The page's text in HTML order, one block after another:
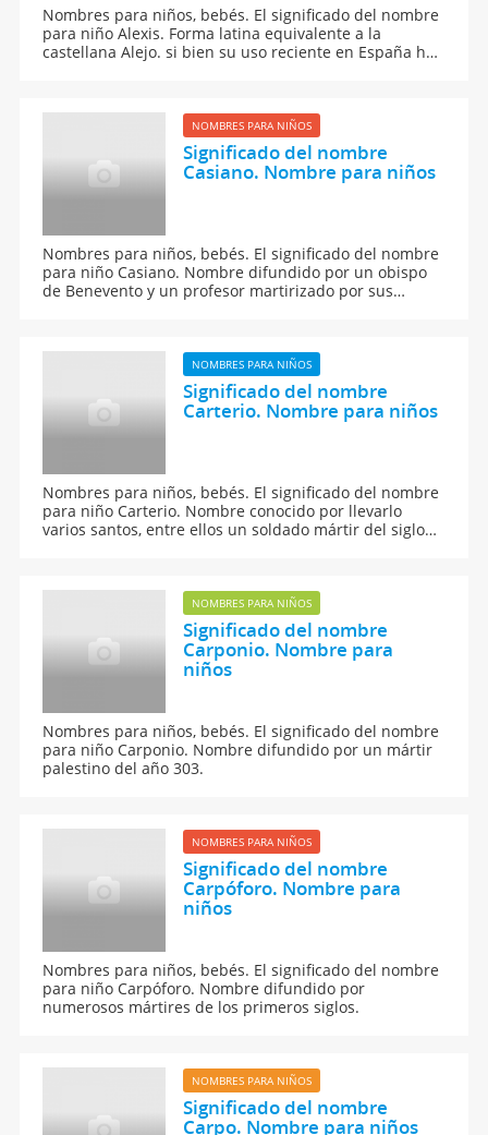
Nombres para niños, bebés. El significado del nombre
para niño Alexis. Forma latina equivalente a la
castellana Alejo. si bien su uso reciente en España ha
NOMBRES PARA NIÑOS
Significado del nombre
Casiano. Nombre para niños
Nombres para niños, bebés. El significado del nombre
para niño Casiano. Nombre difundido por un obispo
de Benevento y un profesor martirizado por sus
NOMBRES PARA NIÑOS
Significado del nombre
Carterio. Nombre para niños
Nombres para niños, bebés. El significado del nombre
para niño Carterio. Nombre conocido por llevarlo
varios santos, entre ellos un soldado mártir del siglo
NOMBRES PARA NIÑOS
Significado del nombre
Carponio. Nombre para
niños
Nombres para niños, bebés. El significado del nombre
para niño Carponio. Nombre difundido por un mártir
palestino del año 303.
NOMBRES PARA NIÑOS
Significado del nombre
Carpóforo. Nombre para
niños
Nombres para niños, bebés. El significado del nombre
para niño Carpóforo. Nombre difundido por
numerosos mártires de los primeros siglos.
NOMBRES PARA NIÑOS
Significado del nombre
Carpo. Nombre para niños